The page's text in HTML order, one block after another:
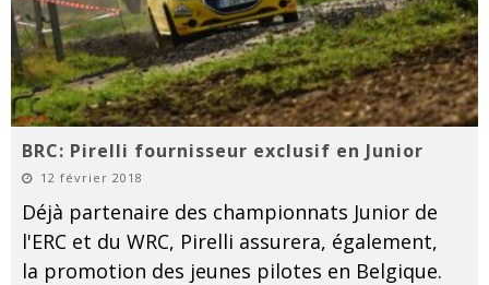
BRC: Pirelli fournisseur exclusif en Junior
12 février 2018
Déjà partenaire des championnats Junior de
l'ERC et du WRC, Pirelli assurera, également,
la promotion des jeunes pilotes en Belgique.